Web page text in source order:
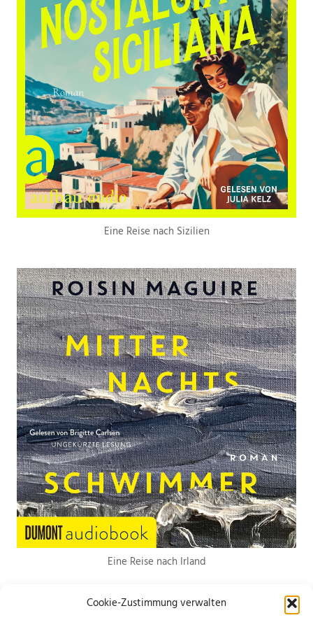
Cookie-Zustimmung verwalten
Eine Reise nach Sizilien
Eine Reise nach Irland